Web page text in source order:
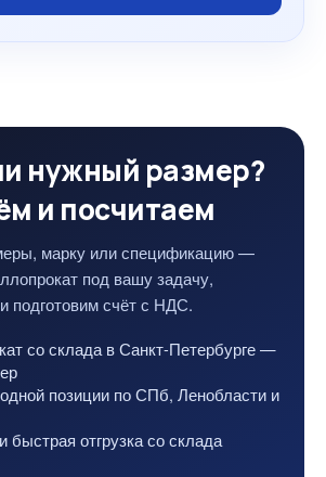
нужный размер?
и посчитаем
марку или спецификацию —
под вашу задачу,
подготовим счёт с НДС.
со склада в Санкт-Петербурге —
позиции по СПб, Ленобласти и
отгрузка со склада